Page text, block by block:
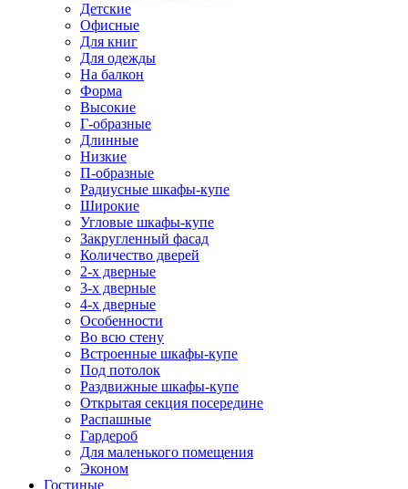
Детские
Офисные
Для книг
Для одежды
На балкон
Форма
Высокие
Г-образные
Длинные
Низкие
П-образные
Радиусные шкафы-купе
Широкие
Угловые шкафы-купе
Закругленный фасад
Количество дверей
2-х дверные
3-х дверные
4-х дверные
Особенности
Во всю стену
Встроенные шкафы-купе
Под потолок
Раздвижные шкафы-купе
Открытая секция посередине
Распашные
Гардероб
Для маленького помещения
Эконом
Гостиные